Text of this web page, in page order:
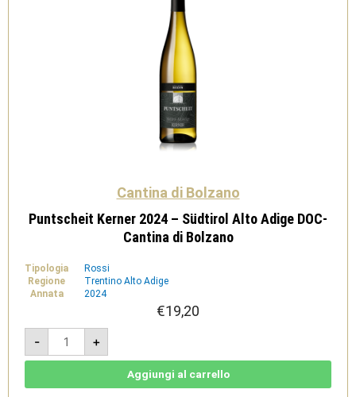
Cantina di Bolzano
Puntscheit Kerner 2024 – Südtirol Alto Adige DOC-
Cantina di Bolzano
Tipologia
Rossi
Regione
Trentino Alto Adige
Annata
2024
€19,20
-
Puntscheit
Kerner
2024
-
+
Aggiungi al carrello